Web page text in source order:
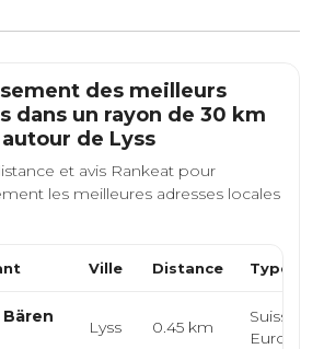
des meilleurs
dans un rayon de 30 km
autour de Lyss
et avis Rankeat pour
les meilleures adresses locales
Ville Distance Type de
Lyss 0.45 km
Suisse,